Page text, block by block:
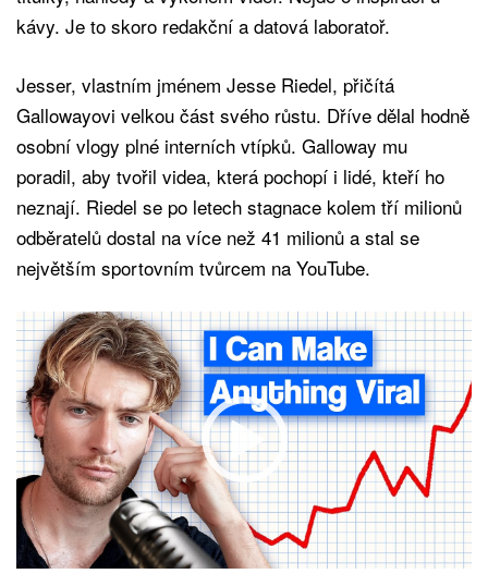
kávy. Je to skoro redakční a datová laboratoř.
Jesser, vlastním jménem Jesse Riedel, přičítá
Gallowayovi velkou část svého růstu. Dříve dělal hodně
osobní vlogy plné interních vtípků. Galloway mu
poradil, aby tvořil videa, která pochopí i lidé, kteří ho
neznají. Riedel se po letech stagnace kolem tří milionů
odběratelů dostal na více než 41 milionů a stal se
největším sportovním tvůrcem na YouTube.